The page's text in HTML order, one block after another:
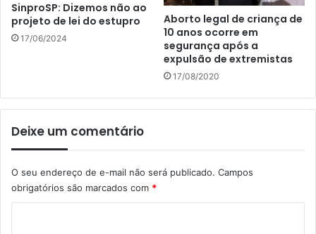
SinproSP: Dizemos não ao
projeto de lei do estupro
17/06/2024
Aborto legal de criança de
10 anos ocorre em
segurança após a
expulsão de extremistas
17/08/2020
Deixe um comentário
O seu endereço de e-mail não será publicado. Campos
obrigatórios são marcados com *